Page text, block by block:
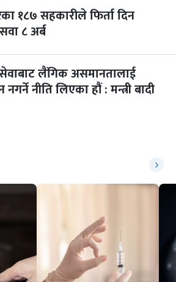
१८७ सहकारीले फिर्ता दिन
८ अर्ब
लैंगिक असमानतालाई
नगर्ने नीति लिएका हौं : मन्त्री बादी